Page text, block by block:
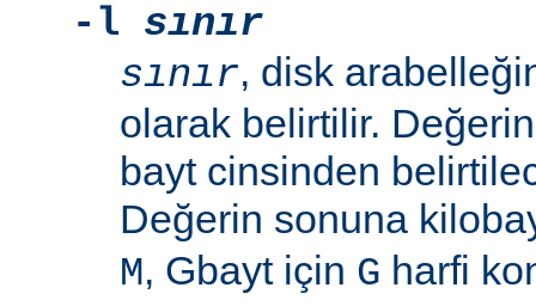
-l sınır
sınır, disk
olarak belirtilir.
bayt cinsinden
Değerin sonuna
M, Gbayt için G harfi